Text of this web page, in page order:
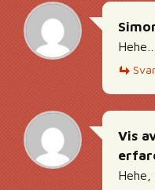
Vis